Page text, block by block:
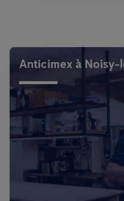
Anticimex à Noisy-